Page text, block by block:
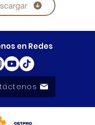
en Redes